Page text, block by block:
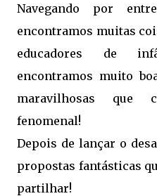
Navegando por
encontramos muitas
educadores de
encontramos muito
maravilhosas que
fenomenal!
Depois de lançar o
propostas fantásticas
partilhar!